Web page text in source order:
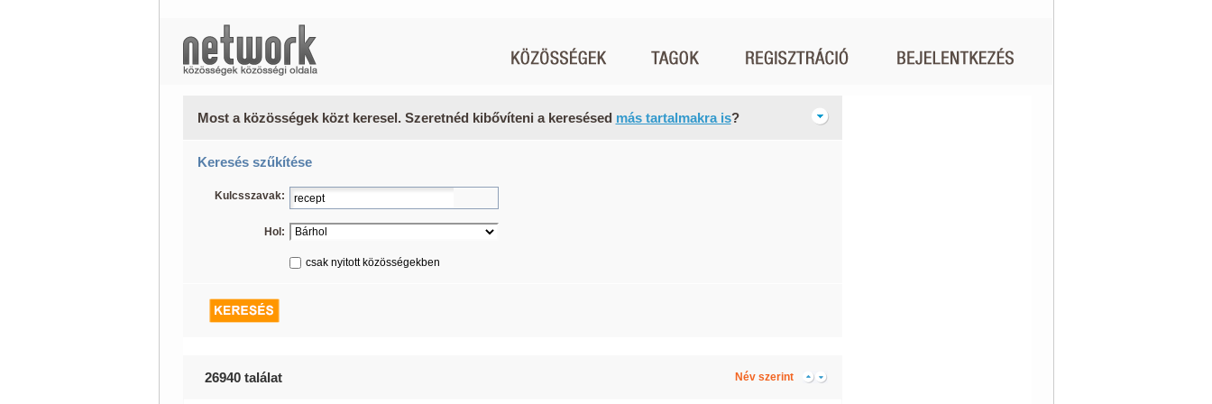
Most a közösségek közt keresel. Szeretnéd kibővíteni a keresésed más tartalmakra is?
Keresés szűkítése
Kulcsszavak:
Hol:
csak nyitott közösségekben
26940 találat Név szerint